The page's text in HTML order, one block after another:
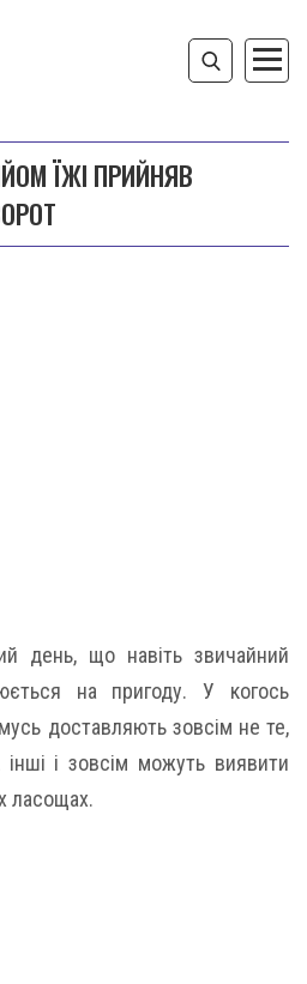
ЇЖІ ПРИЙНЯВ
день, що навіть звичайний
на пригоду. У когось
доставляють зовсім не те,
і зовсім можуть виявити
ласощах.